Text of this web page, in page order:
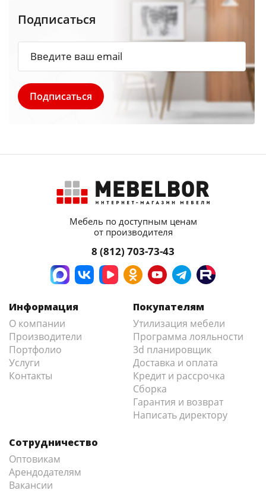
Подписаться
Мебель по доступным ценам
от производителя
8 (812) 703-73-43
Информация
О компании
Производители
Портфолио
Услуги
Контакты
Покупателям
Утилизация мебели
Программа лояльности
3d планировщик
Доставка и оплата
Кредит и рассрочка
Сборка
Гарантия и возврат
Написать директору
Сотрудничество
Оптовикам
Арендодателям
Вакансии